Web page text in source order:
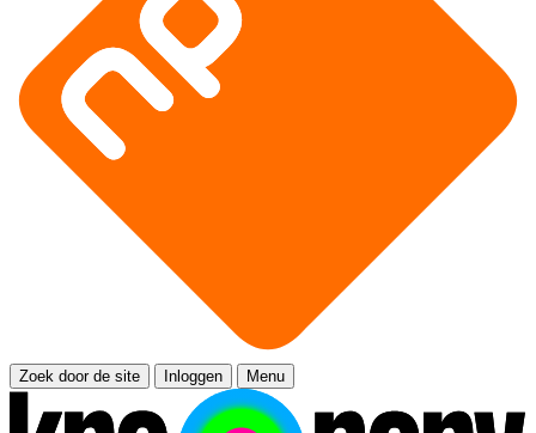
Zoek door de site Inloggen Menu